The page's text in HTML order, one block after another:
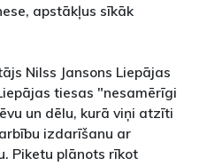
apstākļus sīkāk
Nilss Jansons Liepājas
tiesas "nesamērīgi
un dēlu, kurā viņi atzīti
izdarīšanu ar
Piketu plānots rīkot